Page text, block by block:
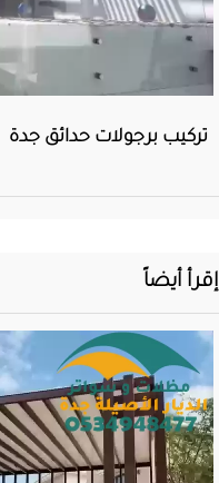
تركيب برجولات حدائق جدة
إقرأ أيضاً